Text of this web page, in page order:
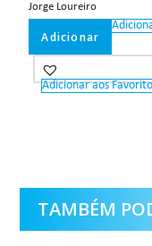
Jorge Loureiro
Adicionar
Adicionar aos
TAMBÉM